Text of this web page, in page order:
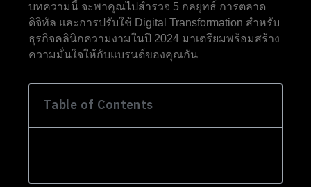
บทความนี้ จะพาคุณไปสำรวจ 5 กลยุทธ์ การตลาด
ดิจิทัล และการปรับใช้ Digital Transformation สำหรับ
ธุรกิจคลินิกความงามในปี 2024 มาเตรียมพร้อมสร้าง
ความมั่นใจให้กับแบรนด์ของคุณกัน
Table of Contents